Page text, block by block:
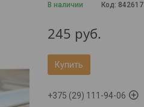
В наличии Код: 842617
245 руб.
Купить
+375 (29) 111-94-06